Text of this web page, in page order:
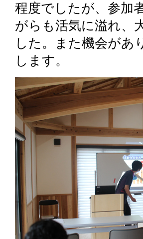
程度でしたが、参加
がらも活気に溢れ、
した。また機会があ
します。